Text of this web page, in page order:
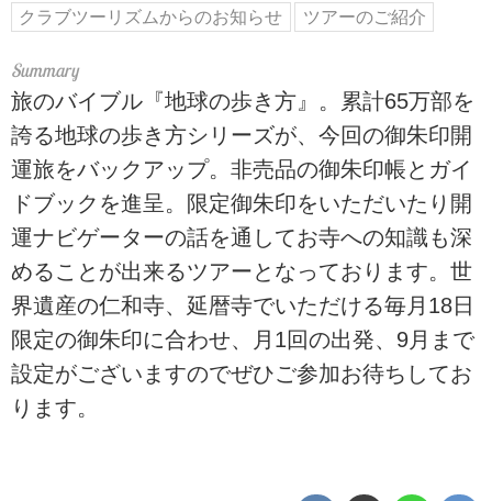
クラブツーリズムからのお知らせ
ツアーのご紹介
旅のバイブル『地球の歩き方』。累計65万部を
誇る地球の歩き方シリーズが、今回の御朱印開
運旅をバックアップ。非売品の御朱印帳とガイ
ドブックを進呈。限定御朱印をいただいたり開
運ナビゲーターの話を通してお寺への知識も深
めることが出来るツアーとなっております。世
界遺産の仁和寺、延暦寺でいただける毎月18日
限定の御朱印に合わせ、月1回の出発、9月まで
設定がございますのでぜひご参加お待ちしてお
ります。